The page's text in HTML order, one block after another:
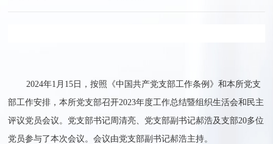
2024年1月15日，按照《中国共产党支部工作条例》和本所党支
部工作安排，本所党支部召开2023年度工作总结暨组织生活会和民主
评议党员会议。党支部书记周清亮、党支部副书记郝浩及支部20多位
党员参与了本次会议。会议由党支部副书记郝浩主持。